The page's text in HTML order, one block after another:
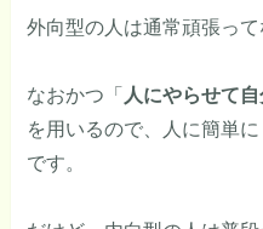
外向型の人は通常頑張っ
なおかつ「 人にやらせて
を用いるので、人に簡単
です。